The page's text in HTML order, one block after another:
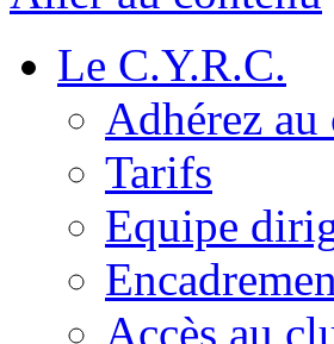
Le C.Y.R.C.
Adhérez au
Tarifs
Equipe
Accès au